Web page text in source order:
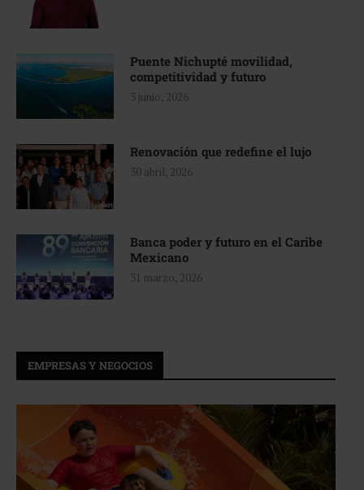
Puente Nichupté movilidad,
competitividad y futuro
3 junio, 2026
Renovación que redefine el lujo
30 abril, 2026
Banca poder y futuro en el Caribe
Mexicano
31 marzo, 2026
EMPRESAS Y NEGOCIOS